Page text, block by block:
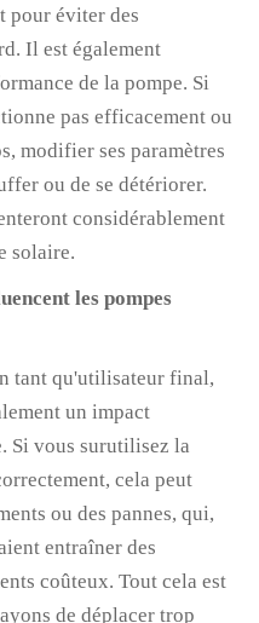
pour éviter des
Il est également
de la pompe. Si
pas efficacement ou
modifier ses paramètres
ou de se détériorer.
considérablement
solaire.
les pompes
tant qu'utilisateur final,
un impact
Si vous surutilisez la
cela peut
ou des pannes, qui,
entraîner des
coûteux. Tout cela est
de déplacer trop